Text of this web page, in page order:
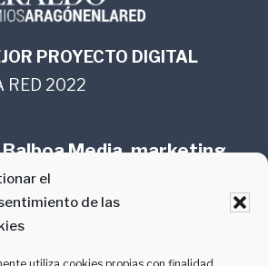
el
de las
PROYECTO DIGITAL
RED 2022
Balboa Media, marketing